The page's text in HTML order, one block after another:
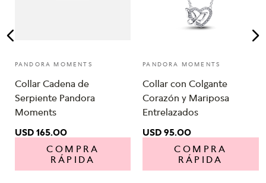
PANDORA MOMENTS
Collar Cadena de
Serpiente Pandora
Moments
USD 165.00
COMPRA
RÁPIDA
PANDORA MOMENTS
Collar con Colgante
Corazón y Mariposa
Entrelazados
USD 95.00
COMPRA
RÁPIDA